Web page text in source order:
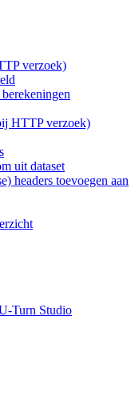
verzoek)
HTTP verzoek)
uit dataset
headers toevoegen aan
Turn Studio